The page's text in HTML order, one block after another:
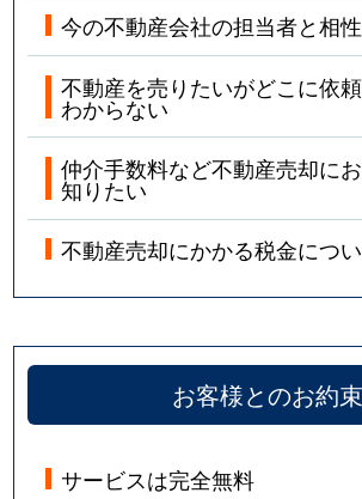
今の不動産会社の担当者と相
不動産を売りたいがどこに依
わからない
仲介手数料など不動産売却に
知りたい
不動産売却にかかる税金につ
お客様とのお約束
サービスは完全無料